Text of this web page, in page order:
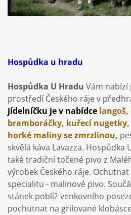
Hospůdka u hradu
Hospůdka U Hradu Vám
prostředí Českého ráje v
jídelníčku je v nabídce
bramboráčky, kuřecí
horké maliny se zmrzlinou,
skvělá káva Lavazza. Hospůdka
také tradiční točené pivo z
výrobek Českého ráje.
specialitu - malinové pivo.
stánek poblíž venkovního
pochutnat na grilované